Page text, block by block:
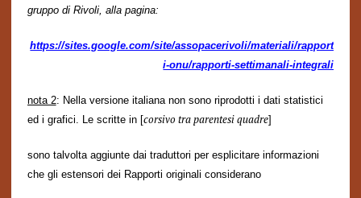
gruppo di Rivoli, alla pagina:
https://sites.google.com/site/assopacerivoli/materiali/rapport
i-onu/rapporti-settimanali-integrali
nota 2: Nella versione italiana non sono riprodotti i dati statistici
ed i grafici. Le scritte in [corsivo tra parentesi quadre]
sono talvolta aggiuntedai traduttori per esplicitare informazioni
che gli estensori dei Rapporti originali considerano